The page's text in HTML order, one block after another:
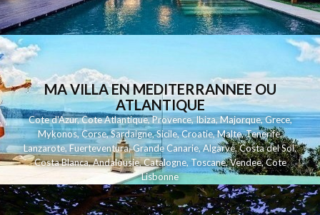
MA VILLA EN MEDITERRANNEE OU
ATLANTIQUE
Cote d'Azur,Cote Atlantique,Provence,Ibiza,Majorque,Grece,
Mykonos,Corse,Sardaigne,Sicile,Croatie,Malte,Tenerife,
Lanzarote,Fuerteventura,Grande Canarie,Algarve,Costa del Sol,
Costa Blanca,Andalousie,Catalogne,Toscane,Vendee,Cote
Lisbonne